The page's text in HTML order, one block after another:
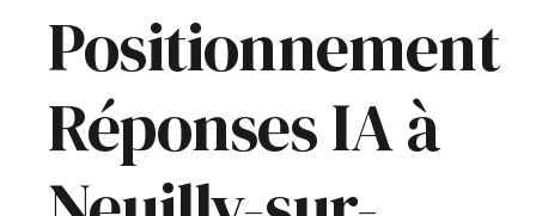
Positionnement
Réponses IA à